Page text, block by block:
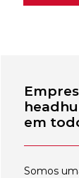
em
Somos